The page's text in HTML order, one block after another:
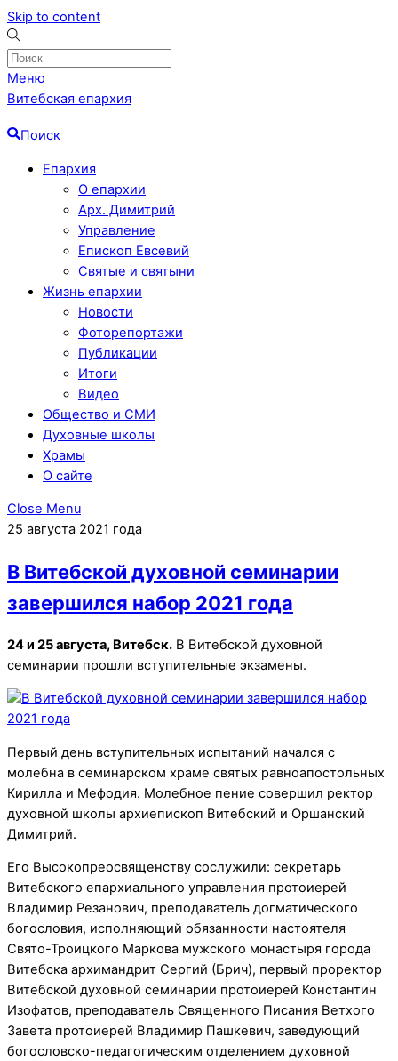
Skip to content
Меню
Витебская епархия
Поиск
Епархия
О епархии
Арх. Димитрий
Управление
Епископ Евсевий
Святые и святыни
Жизнь епархии
Новости
Фоторепортажи
Публикации
Итоги
Видео
Общество и СМИ
Духовные школы
Храмы
О сайте
Close Menu
25 августа 2021 года
В Витебской духовной семинарии
завершился набор 2021 года
24 и 25 августа, Витебск. В Витебской духовной
семинарии прошли вступительные экзамены.
Первый день вступительных испытаний начался с
молебна в семинарском храме святых равноапостольных
Кирилла и Мефодия. Молебное пение совершил ректор
духовной школы архиепископ Витебский и Оршанский
Димитрий.
Его Высокопреосвященству сослужили: секретарь
Витебского епархиального управления протоиерей
Владимир Резанович, преподаватель догматического
богословия, исполняющий обязанности настоятеля
Свято-Троицкого Маркова мужского монастыря города
Витебска архимандрит Сергий (Брич), первый проректор
Витебской духовной семинарии протоиерей Константин
Изофатов, преподаватель Священного Писания Ветхого
Завета протоиерей Владимир Пашкевич, заведующий
богословско-педагогическим отделением духовной